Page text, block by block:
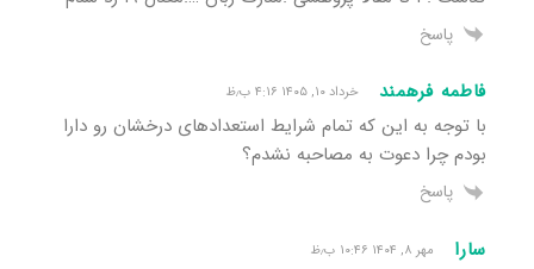
پاسخ
فاطمه فرهمند خرداد ۱۰, ۱۴۰۵ ۴:۱۶ ب٫ظ
با توجه به این که تمام شرایط استعدادهای درخشان رو دارا
بودم چرا دعوت به مصاحبه نشدم؟
پاسخ
سارا مهر ۸, ۱۴۰۴ ۱۰:۴۶ ب٫ظ